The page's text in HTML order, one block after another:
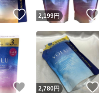
いいね！
2,199円
いいね！
2,780円